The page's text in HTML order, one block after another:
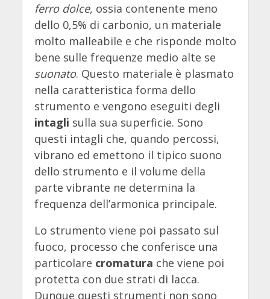
ferro dolce, ossia contenente meno
dello 0,5% di carbonio, un materiale
molto malleabile e che risponde molto
bene sulle frequenze medio alte se
suonato. Questo materiale è plasmato
nella caratteristica forma dello
strumento e vengono eseguiti degli
intagli sulla sua superficie. Sono
questi intagli che, quando percossi,
vibrano ed emettono il tipico suono
dello strumento e il volume della
parte vibrante ne determina la
frequenza dell’armonica principale.
Lo strumento viene poi passato sul
fuoco, processo che conferisce una
particolare cromatura che viene poi
protetta con due strati di lacca.
Dunque questi strumenti non sono